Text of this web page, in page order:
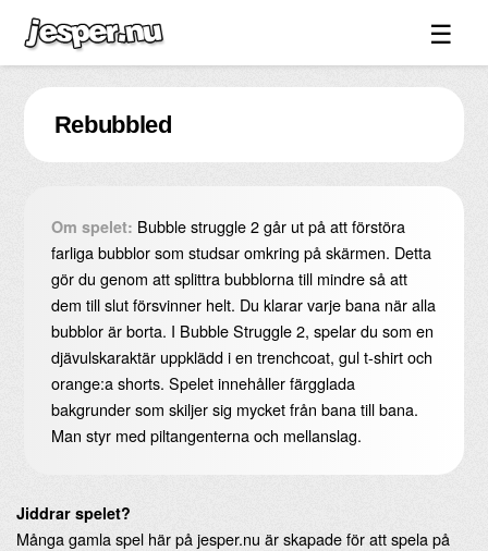
☰
Spel ↓
Bilder ↓
Forum ↓
Videos
Blandat ↓
Om sidan ↓
Rebubbled
Om spelet: Bubble struggle 2 går ut på att förstöra
farliga bubblor som studsar omkring på skärmen. Detta
gör du genom att splittra bubblorna till mindre så att
dem till slut försvinner helt. Du klarar varje bana när alla
bubblor är borta. I Bubble Struggle 2, spelar du som en
djävulskaraktär uppklädd i en trenchcoat, gul t-shirt och
orange:a shorts. Spelet innehåller färgglada
bakgrunder som skiljer sig mycket från bana till bana.
Man styr med piltangenterna och mellanslag.
Jiddrar spelet?
Många gamla spel här på jesper.nu är skapade för att spela på